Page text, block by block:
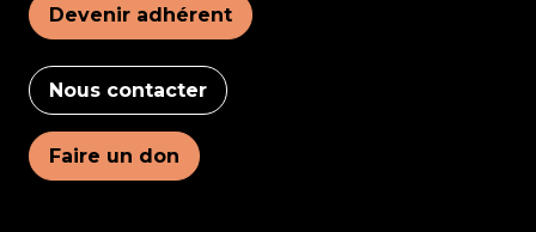
Devenir adhérent
Nous contacter
Faire un don